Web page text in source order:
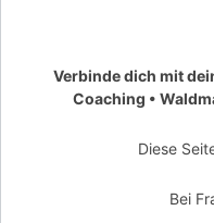
Verbinde dich mit
Coaching •
Diese
Bei